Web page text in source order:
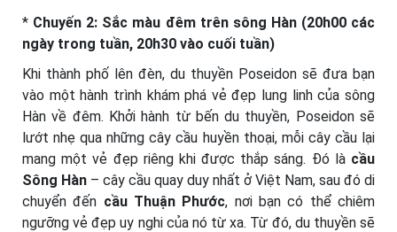
* Chuyến 2: Sắc màu đêm trên sông Hàn (20h00 các
ngày trong tuần, 20h30 vào cuối tuần)
Khi thành phố lên đèn, du thuyền Poseidon sẽ đưa bạn
vào một hành trình khám phá vẻ đẹp lung linh của sông
Hàn về đêm. Khởi hành từ bến du thuyền, Poseidon sẽ
lướt nhẹ qua những cây cầu huyền thoại, mỗi cây cầu lại
mang một vẻ đẹp riêng khi được thắp sáng. Đó là cầu
Sông Hàn – cây cầu quay duy nhất ở Việt Nam, sau đó di
chuyển đến cầu Thuận Phước, nơi bạn có thể chiêm
ngưỡng vẻ đẹp uy nghi của nó từ xa. Từ đó, du thuyền sẽ